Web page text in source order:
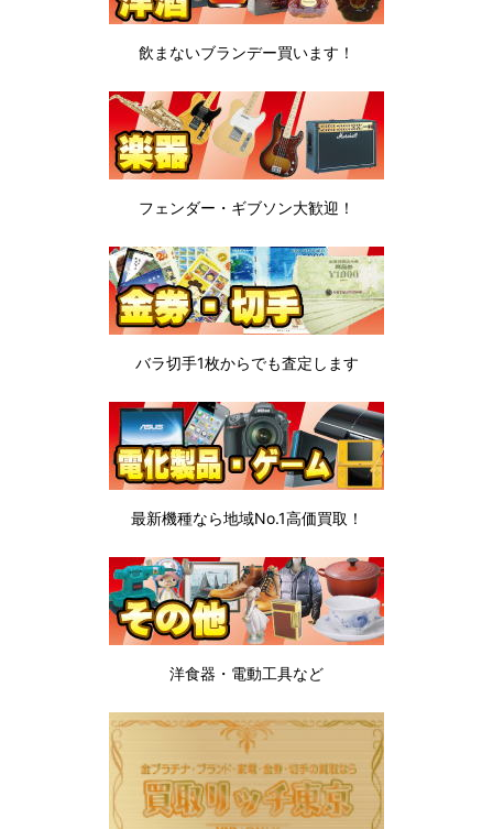
飲まないブランデー買います！
フェンダー・ギブソン大歓迎！
バラ切手1枚からでも査定します
最新機種なら地域No.1高価買取！
洋食器・電動工具など